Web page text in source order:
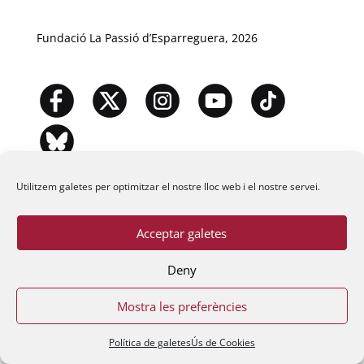
Utilitzem galetes per optimitzar el nostre lloc web i el nostre servei.
Acceptar galetes
Deny
Mostra les preferències
Política de galetesÚs de Cookies
Fundació La Passió d’Esparreguera, 2026